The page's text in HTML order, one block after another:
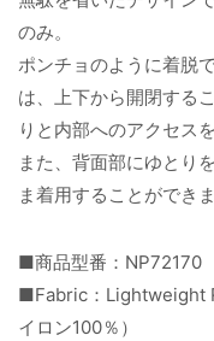
のみ。
ポンチョのように着脱
は、上下から開閉する
りと内部へのアクセス
また、背面部にゆとり
ま着用することができま
■商品型番：NP72170
■Fabric：Lightweight
イロン100％）